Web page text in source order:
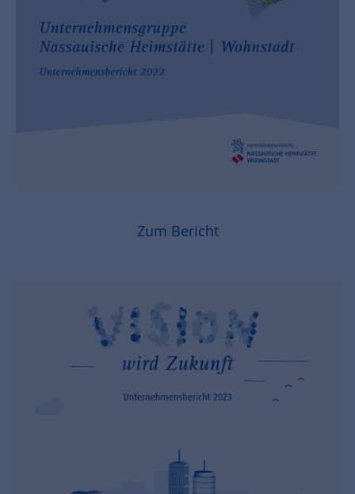
Zum Bericht